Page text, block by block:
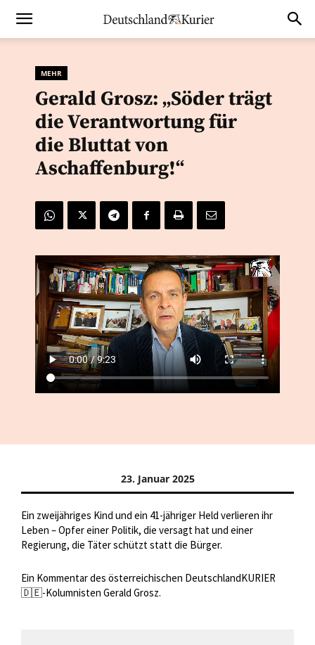
MEHR
Gerald Grosz: „Söder trägt
die Verantwortung für
die Bluttat von
Aschaffenburg!“
23. Januar 2025
Ein zweijähriges Kind und ein 41-jähriger Held verlieren ihr
Leben – Opfer einer Politik, die versagt hat und einer
Regierung, die Täter schützt statt die Bürger.
Ein Kommentar des österreichischen DeutschlandKURIER
🇩🇪-Kolumnisten Gerald Grosz.